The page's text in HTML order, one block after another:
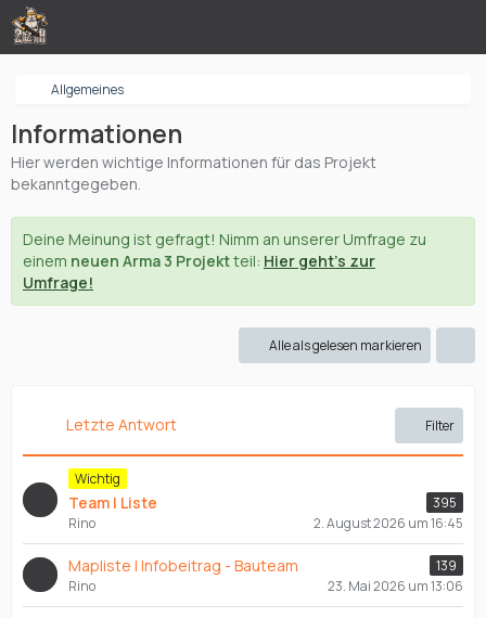
Allgemeines
Informationen
Hier werden wichtige Informationen für das Projekt
bekanntgegeben.
Deine Meinung ist gefragt! Nimm an unserer Umfrage zu
einem neuen Arma 3 Projektteil: Hier geht's zur
Umfrage!
Alle als gelesen markieren
Letzte Antwort Filter
Wichtig
Team | Liste
395
Rino
2. August 2026 um 16:45
Mapliste | Infobeitrag - Bauteam
139
Rino
23. Mai 2026 um 13:06